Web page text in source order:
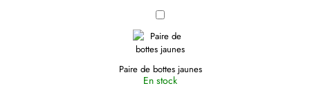
Paire
de
bottes
jaunes
Paire de bottes jaunes
En stock